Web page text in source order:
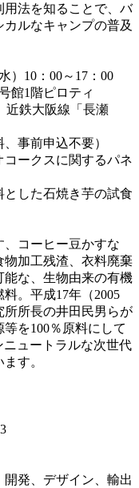
法を知ることで、バ
ルなキャンプの普及
）10：00～17：00
館1階ピロティ
鉄大阪線「長瀬
事前申込不要）
コークスに関するパネ
した石焼き芋の試食
コーヒー豆かすな
物加工残渣、衣料廃棄
な、生物由来の有機
。平成17年（2005
所長の井田民男らが
を100％原料にして
ュートラルな次世代
す。
発、デザイン、輸出